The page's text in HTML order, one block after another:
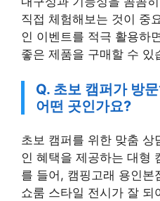
직접 체험해보는 것이 중
인 이벤트를 적극 활용하
좋은 제품을 구매할 수 있
Q. 초보 캠퍼가 방
어떤 곳인가요?
초보 캠퍼를 위한 맞춤
인 혜택을 제공하는 대형
를 들어, 캠핑고래 용인본
쇼룸 스타일 전시가 잘 되